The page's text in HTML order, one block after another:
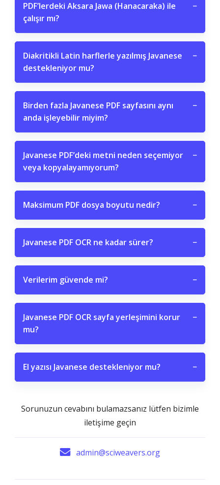
PDF’lerdeki Aksara Jawa (Hanacaraka) ile
çalışır mı?
−
Diakritikli Latin harflerle yazılmış Javanese
destekleniyor mu?
−
Birden fazla Javanese PDF sayfasını aynı
anda işleyebilir miyim?
−
Javanese PDF’deki metni neden seçemiyor
veya kopyalayamıyorum?
−
Maksimum PDF dosya boyutu nedir? −
Javanese PDF OCR ne kadar sürer? −
Verilerim güvende mi? −
Javanese PDF OCR sayfa yerleşimini korur
mu?
−
El yazısı Javanese destekleniyor mu? −
Sorunuzun cevabını bulamazsanız lütfen bizimle
iletişime geçin
admin@sciweavers.org